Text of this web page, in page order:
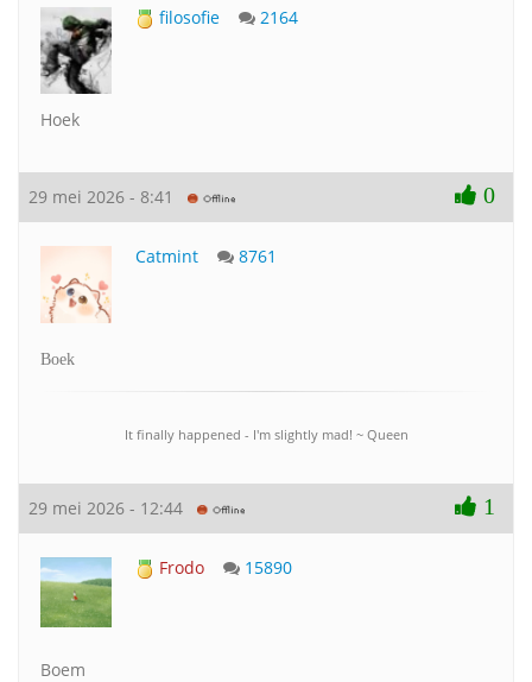
filosofie 2164
Hoek
29 mei 2026 - 8:41 0
Catmint 8761
Boek
It finally happened - I'm slightly mad! ~ Queen
29 mei 2026 - 12:44 1
Frodo 15890
Boem